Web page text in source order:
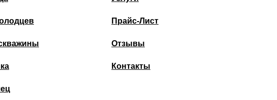
Прайс-Лист
Отзывы
Контакты